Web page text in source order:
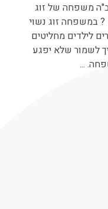
משפחה של זוג
במשפחה זוג נשוי
לילדים מחליטים
לשמור שלא יפגע
...